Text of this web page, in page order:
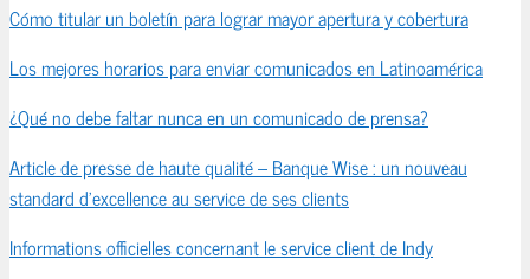
Cómo titular un boletín para lograr mayor apertura y cobertura
Los mejores horarios para enviar comunicados en Latinoamérica
¿Qué no debe faltar nunca en un comunicado de prensa?
Article de presse de haute qualité – Banque Wise : un nouveau
standard d’excellence au service de ses clients
Informations officielles concernant le service client de Indy